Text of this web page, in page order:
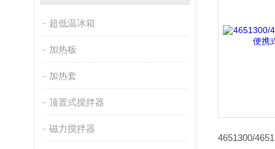
超低温冰箱
加热板
加热套
顶置式搅拌器
磁力搅拌器